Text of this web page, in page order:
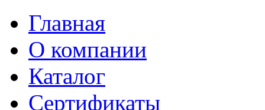
Главная
О компании
Каталог
Сертификаты